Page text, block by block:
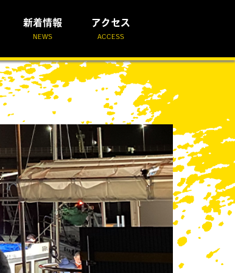
新着情報
NEWS
アクセス
ACCESS